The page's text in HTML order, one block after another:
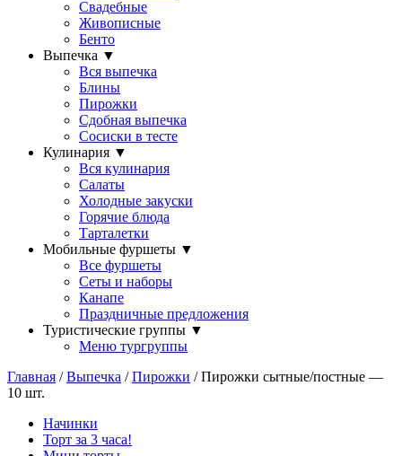
Свадебные
Живописные
Бенто
Выпечка ▼
Вся выпечка
Блины
Пирожки
Сдобная выпечка
Сосиски в тесте
Кулинария ▼
Вся кулинария
Салаты
Холодные закуски
Горячие блюда
Тарталетки
Мобильные фуршеты ▼
Все фуршеты
Сеты и наборы
Канапе
Праздничные предложения
Туристические группы ▼
Меню тургруппы
Главная /Выпечка /Пирожки / Пирожки сытные/постные —
10 шт.
Начинки
Торт за 3 часа!